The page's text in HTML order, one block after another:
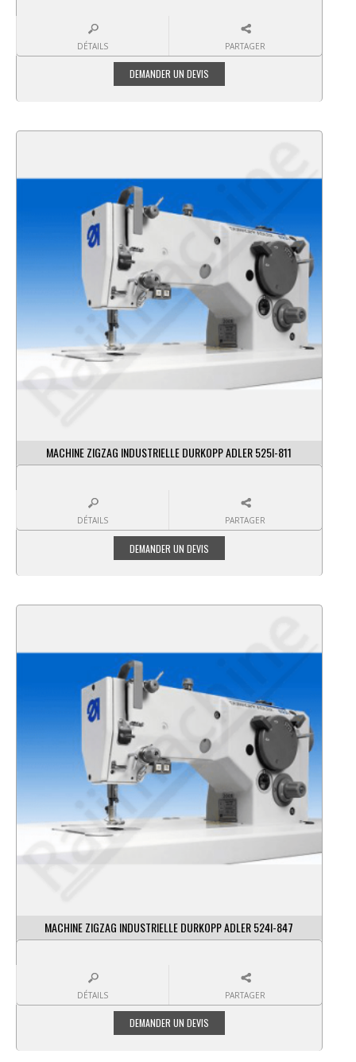
DÉTAILS PARTAGER
MACHINE ZIGZAG INDUSTRIELLE DURKOPP ADLER 525I-811
DÉTAILS PARTAGER
MACHINE ZIGZAG INDUSTRIELLE DURKOPP ADLER 524I-847
DÉTAILS PARTAGER